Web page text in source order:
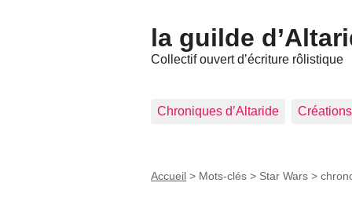
la guilde
Collectif ouvert d’écriture rôlistique
Chroniques d’Altaride Créations
Accueil > Mots-clés > Star Wars >